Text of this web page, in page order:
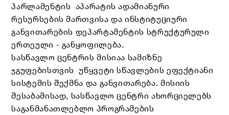
პარლამენტის აპარატის ადამიანური
რესურსების მართვისა და ინსტიტუციური
განვითარების დეპარტამენტის სტრუქტურული
ერთეული - განყოფილება.
სასწავლო ცენტრის მისიაა სამიზნე
ჯგუფებისთვის უწყვეტი სწავლების ეფექტიანი
სისტემის შექმნა და განვითარება. მისიის
შესაბამისად, სასწავლო ცენტრი ახორციელებს
საგანმანათლებლო პროგრამების